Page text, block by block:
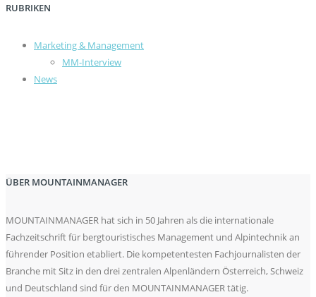
RUBRIKEN
Marketing & Management
MM-Interview
News
ÜBER MOUNTAINMANAGER
MOUNTAINMANAGER hat sich in 50 Jahren als die internationale
Fachzeitschrift für bergtouristisches Management und Alpintechnik an
führender Position etabliert. Die kompetentesten Fachjournalisten der
Branche mit Sitz in den drei zentralen Alpenländern Österreich, Schweiz
und Deutschland sind für den MOUNTAINMANAGER tätig.